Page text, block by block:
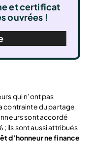
et certificat
ouvrées !
qui n’ont pas
contrainte du partage
sont accordé
ils sont aussi attribués
d’honneur ne finance